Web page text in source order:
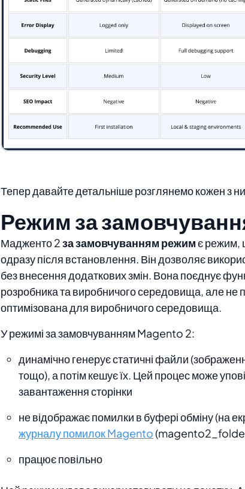
Тепер давайте детальніше розглянемо кожен з
Режим за
Мадженто 2за замовчуванням режимєрежим,
одразу після встановлення. Віндозволяє
без внесення додаткових змін. Вона поєднує
розробника та виробничого середовища, але не
оптимізована для виробничого середовища.
У режимі за замовчуванням Magento 2:
динамічно генерує статичні файли
тощо), а потім кешує їх. Цей процес може
завантаження сторінки
не відображає помилки в буфері обміну (на
журналу помилок Magento
працює повільно